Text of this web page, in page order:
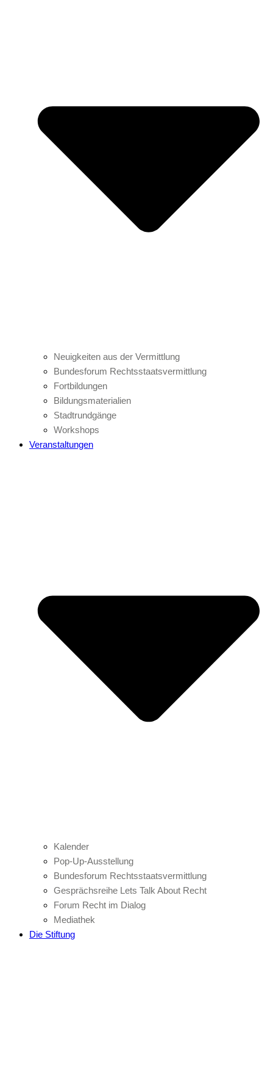
Neuigkeiten aus der Vermittlung
Bundesforum Rechtsstaatsvermittlung
Fortbildungen
Bildungsmaterialien
Stadtrundgänge
Workshops
Veranstaltungen
Kalender
Pop-Up-Ausstellung
Bundesforum Rechtsstaatsvermittlung
Gesprächsreihe Lets Talk About Recht
Forum Recht im Dialog
Mediathek
Die Stiftung